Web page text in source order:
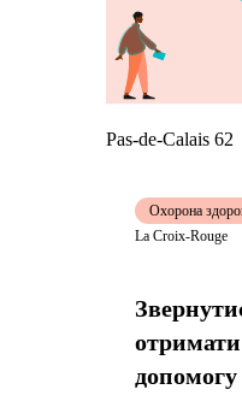
Pas-de-Calais 62
допомогу
Охорона
La Croix-Rouge